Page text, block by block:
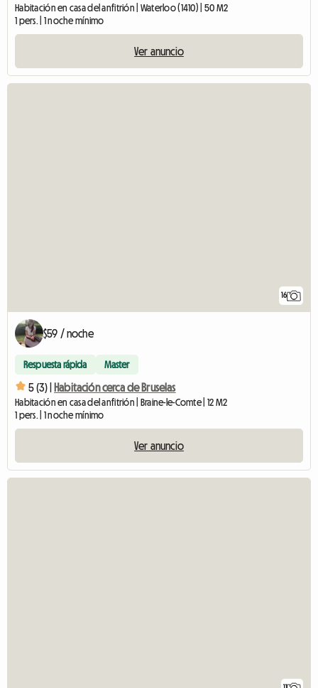
Habitación en casa del anfitrión | Waterloo (1410) | 50 M2
1 pers. | 1 noche mínimo
Ver anuncio
16
$59 / noche
Respuesta rápida Master
5 (3) | Habitación cerca de Bruselas
Habitación en casa del anfitrión | Braine-le-Comte | 12 M2
1 pers. | 1 noche mínimo
Ver anuncio